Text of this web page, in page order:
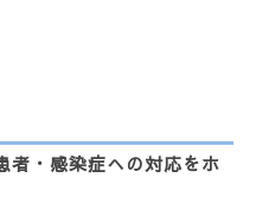
者・感染症への対応をホ